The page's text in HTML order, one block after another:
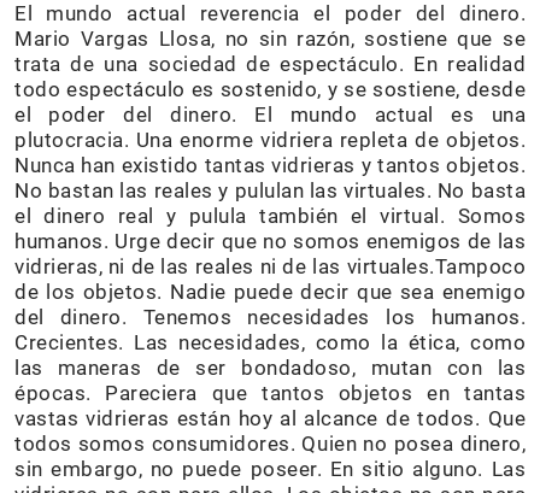
El mundo actual reverencia el poder del dinero.
Mario Vargas Llosa, no sin razón, sostiene que se
trata de una sociedad de espectáculo. En realidad
todo espectáculo es sostenido, y se sostiene, desde
el poder del dinero. El mundo actual es una
plutocracia. Una enorme vidriera repleta de objetos.
Nunca han existido tantas vidrieras y tantos objetos.
No bastan las reales y pululan las virtuales. No basta
el dinero real y pulula también el virtual. Somos
humanos. Urge decir que no somos enemigos de las
vidrieras, ni de las reales ni de las virtuales.Tampoco
de los objetos. Nadie puede decir que sea enemigo
del dinero. Tenemos necesidades los humanos.
Crecientes. Las necesidades, como la ética, como
las maneras de ser bondadoso, mutan con las
épocas. Pareciera que tantos objetos en tantas
vastas vidrieras están hoy al alcance de todos. Que
todos somos consumidores. Quien no posea dinero,
sin embargo, no puede poseer. En sitio alguno. Las